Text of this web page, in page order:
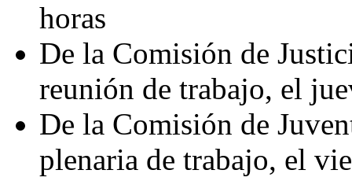
horas
De la Comisión de
reunión de trabajo, el
De la Comisión de
plenaria de trabajo, el